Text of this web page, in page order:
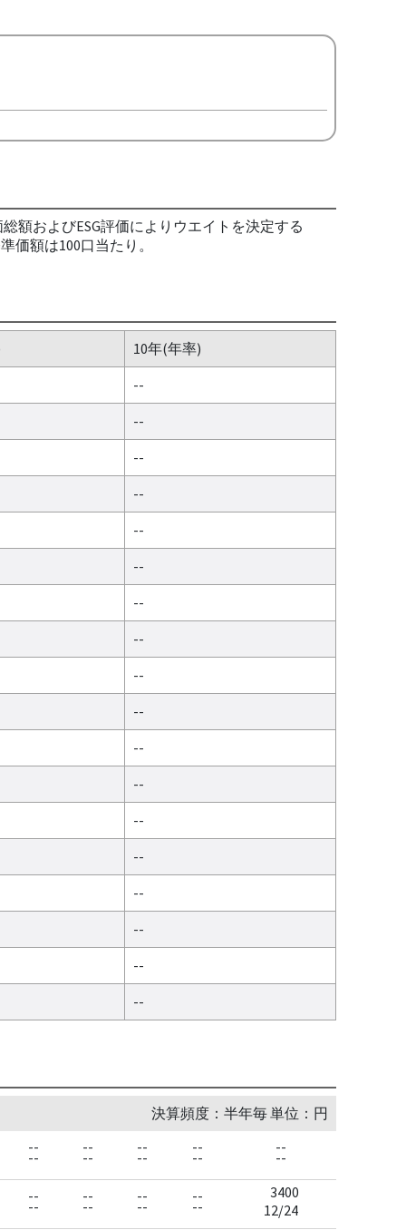
額およびESG評価によりウエイトを決定する
価額は100口当たり。
10年(年率)
--
--
--
--
--
--
--
--
--
--
--
--
--
--
--
--
--
--
決算頻度：半年毎 単位：円
--
--
--
--
--
--
--
--
--
--
--
--
--
--
--
--
--
--
3400
12/24